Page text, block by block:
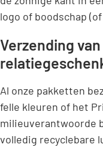
logo of boodschap
Verzending
Al onze pakketten
felle kleuren of het
milieuverantwoorde
volledig recyclebare